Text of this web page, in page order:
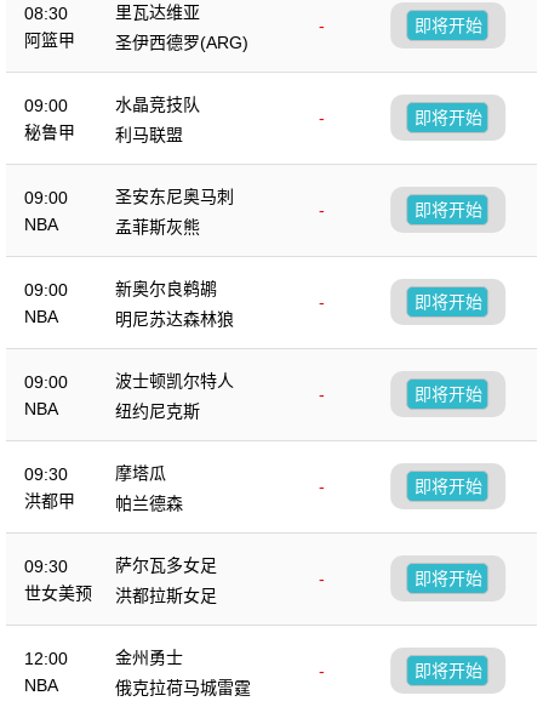
08:30
阿篮甲
里瓦达维亚
-
圣伊西德罗(ARG)
即将开始
09:00
秘鲁甲
水晶竞技队
-
利马联盟
即将开始
09:00
NBA
圣安东尼奥马刺
-
孟菲斯灰熊
即将开始
09:00
NBA
新奥尔良鹈鹕
-
明尼苏达森林狼
即将开始
09:00
NBA
波士顿凯尔特人
-
纽约尼克斯
即将开始
09:30
洪都甲
摩塔瓜
-
帕兰德森
即将开始
09:30
世女美预
萨尔瓦多女足
-
洪都拉斯女足
即将开始
12:00
NBA
金州勇士
-
俄克拉荷马城雷霆
即将开始